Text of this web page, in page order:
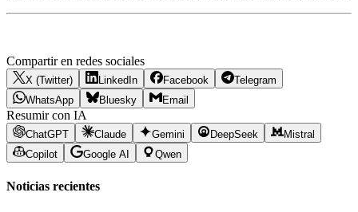
Compartir en redes sociales
X (Twitter) LinkedIn Facebook
Telegram
WhatsApp
Bluesky Email
Resumir con IA
ChatGPT Claude Gemini DeepSeek
Mistral
Copilot
Google AI Qwen
Noticias recientes